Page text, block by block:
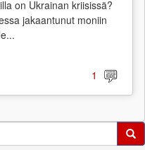
on Ukrainan kriisissä?
jakaantunut moniin
1